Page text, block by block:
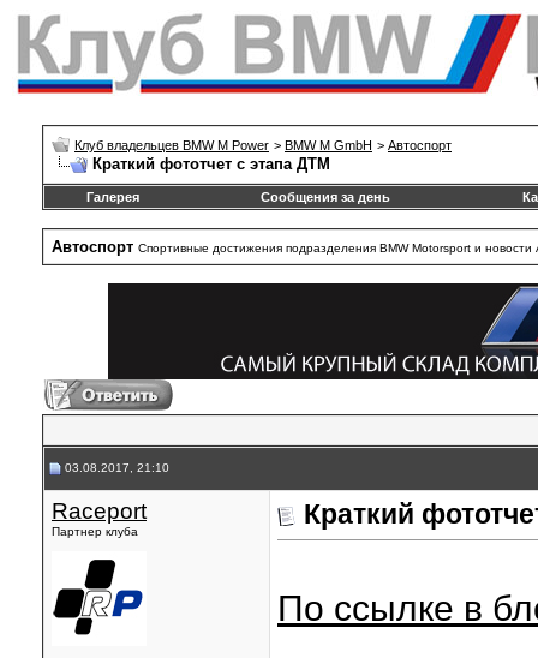
Клуб владельцев BMW M Power > BMW M GmbH > Автоспорт
Краткий фототчет с этапа ДТМ
Галерея Сообщения за день
Автоспорт Спортивные достижения подразделения BMW Motorsport и новости
03.08.2017, 21:10
Raceport
Партнер клуба
Краткий
По ссылке в